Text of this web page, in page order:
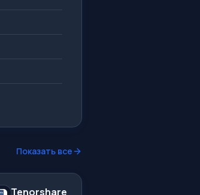
Показать все
Tenorshare